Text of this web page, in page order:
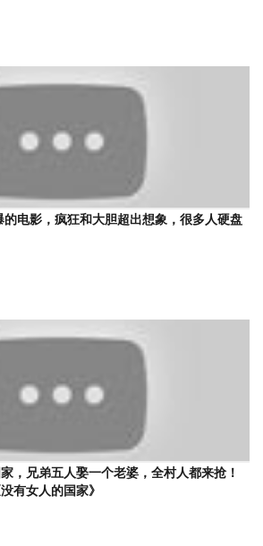
的电影，疯狂和大胆超出想象，很多人硬盘
，兄弟五人娶一个老婆，全村人都来抢！
有女人的国家》